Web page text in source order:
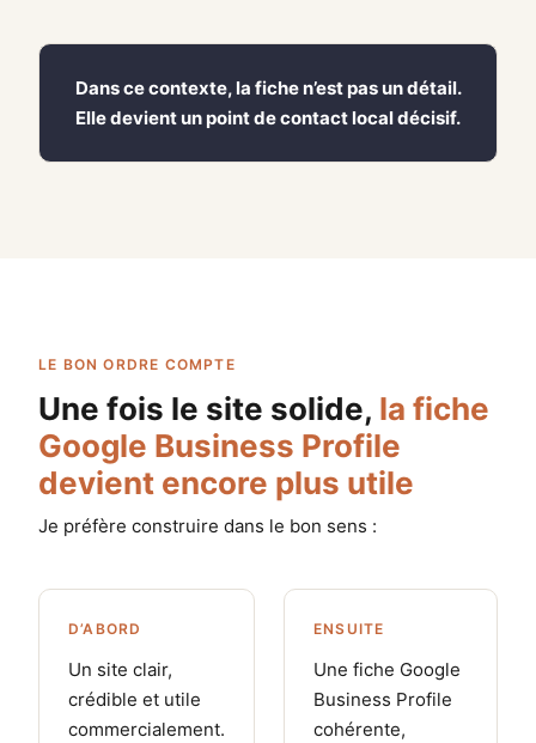
Dans ce contexte, la fiche n’est pas un détail.
Elle devient un point de contact local décisif.
LE BON ORDRE COMPTE
Une fois le site solide, la fiche
Google Business Profile
devient encore plus utile
Je préfère construire dans le bon sens :
D’ABORD
Un site clair,
crédible et utile
commercialement.
ENSUITE
Une fiche Google
Business Profile
cohérente,